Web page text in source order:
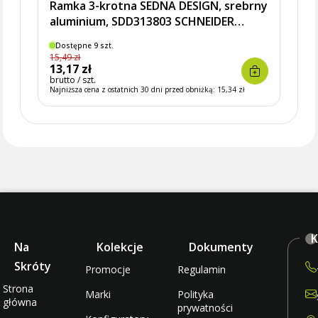
Ramka 3-krotna SEDNA DESIGN, srebrny
aluminium, SDD313803 SCHNEIDER
Dostępne 9 szt.
15,49 zł
13,17 zł
brutto / szt.
Najniższa cena z ostatnich 30 dni przed obniżką: 15,34 zł
Na
Skróty
Strona
główna
Kolekcje
Promocje
Marki
Dokumenty
Regulamin
Polityka
prywatności